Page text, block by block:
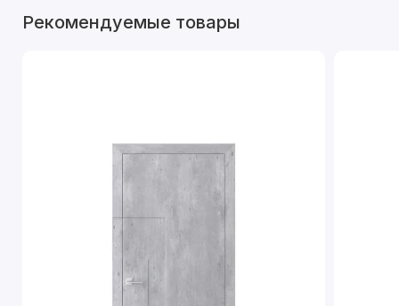
Рекомендуемые товары